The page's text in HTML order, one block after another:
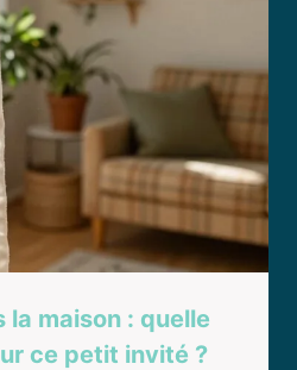
la maison : quelle
ce petit invité ?